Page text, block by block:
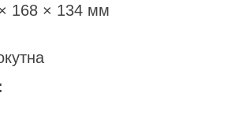
168 × 134 мм